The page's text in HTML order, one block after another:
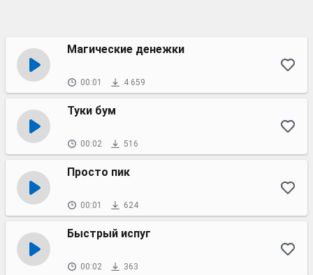
Магические денежки
00:01 4 659
Туки бум
00:02 516
Просто пик
00:01 624
Быстрый испуг
00:02 363